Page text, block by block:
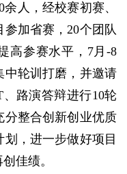
人，经校赛初赛、
加省赛，20个团队
高参赛水平，7月-8
中轮训打磨，并邀请
路演答辩进行10轮
分整合创新创业优质
，进一步做好项目
佳绩。